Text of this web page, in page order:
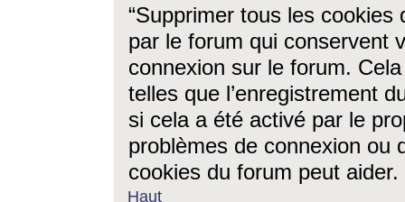
“Supprimer tous les cookies
par le forum qui conservent
connexion sur le forum.
telles que l’enregistrement
si cela a été activé par le
problèmes de connexion ou
cookies du forum peut aider.
Haut